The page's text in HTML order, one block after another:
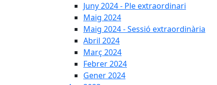
Juny 2024 - Ple extraordinari
Maig 2024
Maig 2024 - Sessió extraordinària
Abril 2024
Març 2024
Febrer 2024
Gener 2024